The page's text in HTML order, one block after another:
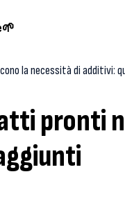
🌱
la necessità di additivi:
pronti